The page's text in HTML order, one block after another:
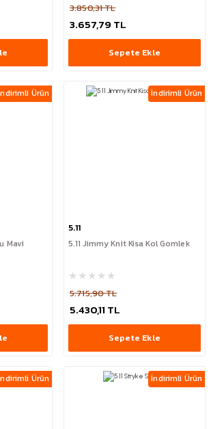
3.850,31 TL
3.657,79 TL
Sepete Ekle
Ürün
Mavi
İndirimli Ürün
5.11
5.11 Jimmy Knit Kisa Kol Gomlek
5.715,90 TL
5.430,11 TL
Sepete Ekle
Ürün İndirimli Ürün